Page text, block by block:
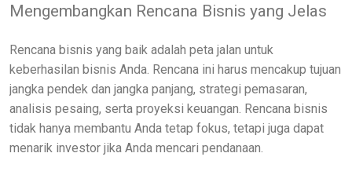
Mengembangkan Rencana Bisnis yang Jelas
Rencana bisnis yang baik adalah peta jalan untuk
keberhasilan bisnis Anda. Rencana ini harus mencakup tujuan
jangka pendek dan jangka panjang, strategi pemasaran,
analisis pesaing, serta proyeksi keuangan. Rencana bisnis
tidak hanya membantu Anda tetap fokus, tetapi juga dapat
menarik investor jika Anda mencari pendanaan.